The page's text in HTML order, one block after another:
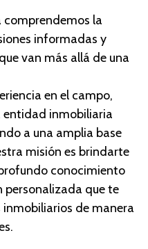
la
informadas y
que van más allá de una
en el campo,
entidad inmobiliaria
a una amplia base
misión es brindarte
conocimiento
personalizada que te
de manera